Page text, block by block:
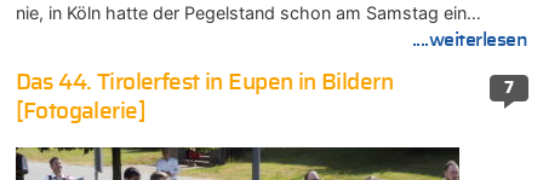
nie, in Köln hatte der Pegelstand schon am Samstag ein…
....weiterlesen
7
Das 44. Tirolerfest in Eupen in Bildern
[Fotogalerie]